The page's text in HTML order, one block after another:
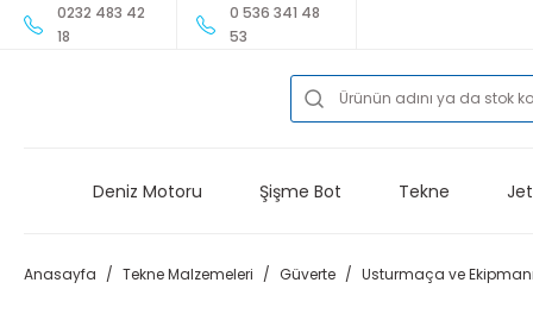
0232 483 42
18
0 536 341 48
53
Deniz Motoru Şişme Bot Tekne
Anasayfa Tekne Malzemeleri Güverte Usturmaça ve Ekipmanı